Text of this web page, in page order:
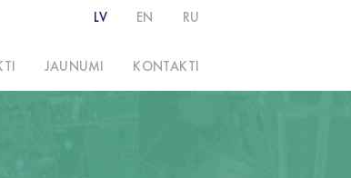
LV EN RU
JAUNUMI KONTAKTI